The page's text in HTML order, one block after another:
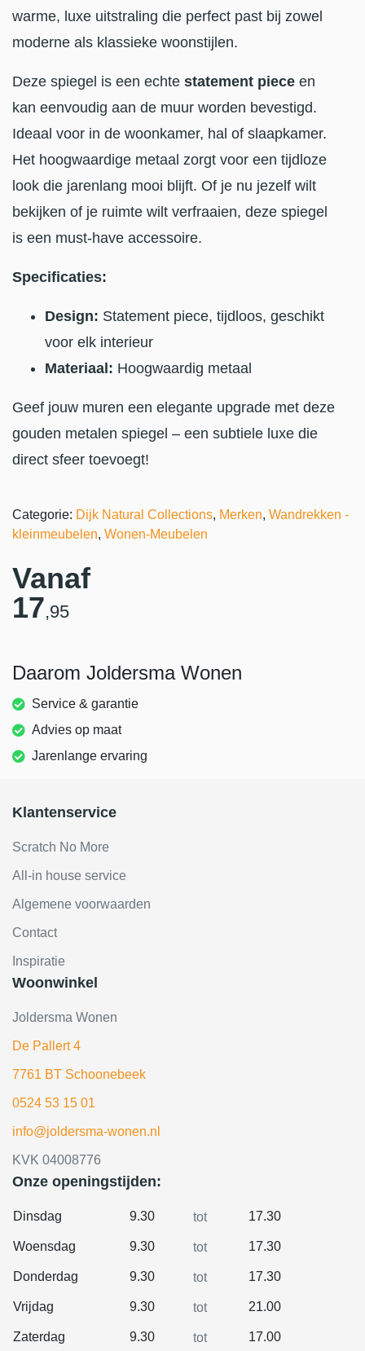
warme, luxe uitstraling die perfect past bij zowel
moderne als klassieke woonstijlen.
Deze spiegel is een echte statement piece en
kan eenvoudig aan de muur worden bevestigd.
Ideaal voor in de woonkamer, hal of slaapkamer.
Het hoogwaardige metaal zorgt voor een tijdloze
look die jarenlang mooi blijft. Of je nu jezelf wilt
bekijken of je ruimte wilt verfraaien, deze spiegel
is een must-have accessoire.
Specificaties:
Design: Statement piece, tijdloos, geschikt
voor elk interieur
Materiaal: Hoogwaardig metaal
Geef jouw muren een elegante upgrade met deze
gouden metalen spiegel – een subtiele luxe die
direct sfeer toevoegt!
Categorie: Dijk Natural Collections, Merken, Wandrekken -
kleinmeubelen, Wonen-Meubelen
Vanaf
17,95
Daarom Joldersma Wonen
Service & garantie
Advies op maat
Jarenlange ervaring
Klantenservice
Scratch No More
All-in house service
Algemene voorwaarden
Contact
Inspiratie
Woonwinkel
Joldersma Wonen
De Pallert 4
7761 BT Schoonebeek
0524 53 15 01
info@joldersma-wonen.nl
KVK 04008776
Onze openingstijden:
Dinsdag 9.30 tot 17.30
Woensdag 9.30 tot 17.30
Donderdag 9.30 tot 17.30
Vrijdag 9.30 tot 21.00
Zaterdag 9.30 tot 17.00